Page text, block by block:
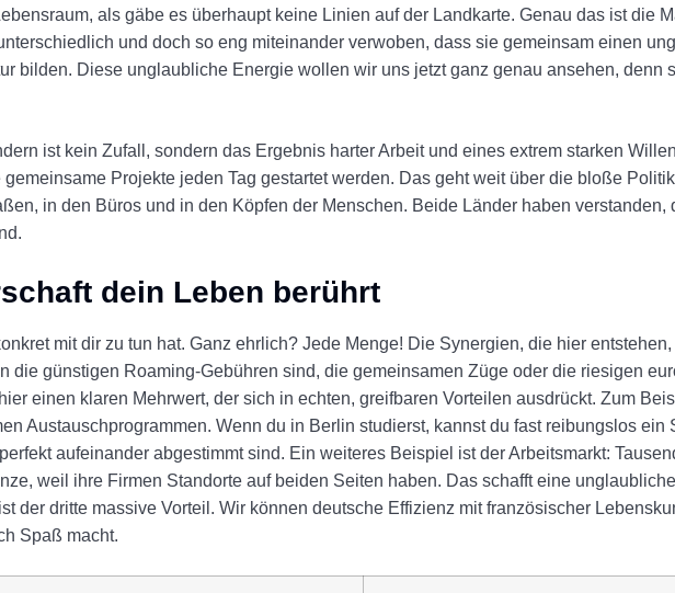
als gäbe es überhaupt keine Linien auf der Landkarte. Genau das ist die
und doch so eng miteinander verwoben, dass sie gemeinsam einen
bilden. Diese unglaubliche Energie wollen wir uns jetzt ganz genau ansehen, denn
ist kein Zufall, sondern das Ergebnis harter Arbeit und eines extrem starken
Projekte jeden Tag gestartet werden. Das geht weit über die bloße
in den Büros und in den Köpfen der Menschen. Beide Länder haben verstanden,
dein Leben berührt
mit dir zu tun hat. Ganz ehrlich? Jede Menge! Die Synergien, die hier
die günstigen Roaming-Gebühren sind, die gemeinsamen Züge oder die riesigen
einen klaren Mehrwert, der sich in echten, greifbaren Vorteilen ausdrückt. Zum
Austauschprogrammen. Wenn du in Berlin studierst, kannst du fast reibungslos ein
aufeinander abgestimmt sind. Ein weiteres Beispiel ist der Arbeitsmarkt:
weil ihre Firmen Standorte auf beiden Seiten haben. Das schafft eine
der dritte massive Vorteil. Wir können deutsche Effizienz mit französischer
Spaß macht.